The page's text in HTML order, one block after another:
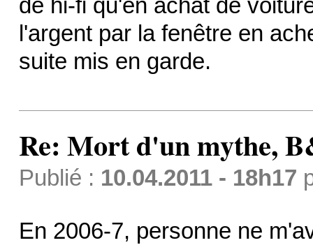
de hi-fi qu'en achat de
l'argent par la fenêtre en
suite mis en garde.
Re: Mort d'un mythe,
Publié : 10.04.2011 - 18h17
En 2006-7, personne ne